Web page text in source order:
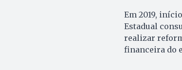
Em 2019,
Estadual
realizar
financeira do